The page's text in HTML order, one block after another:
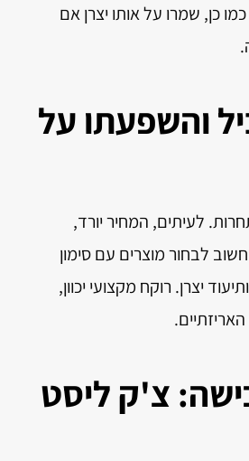
כן, שמרו על אותו יצרן אם
והשפעתו על
לעיתים, המחיר יורד,
לבחור מוצרים עם סימון
יצרן. רוקח מקצועי יכוון,
צ'ק ליסט